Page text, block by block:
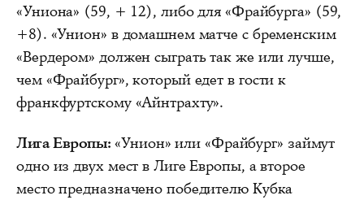
«Униона» (59, + 12), либо для «Фрайбурга» (59,
+8). «Унион» в домашнем матче с бременским
«Вердером» должен сыграть так же или лучше,
чем «Фрайбург», который едет в гости к
франкфуртскому «Айнтрахту».
Лига Европы: «Унион» или «Фрайбург» займут
одно из двух мест в Лиге Европы, а второе
место предназначено победителю Кубка